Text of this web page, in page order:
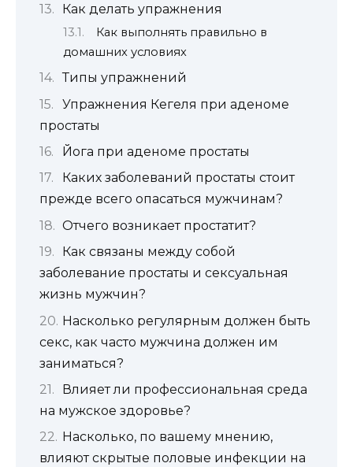
Как делать упражнения
Как выполнять правильно в
домашних условиях
Типы упражнений
Упражнения Кегеля при аденоме
простаты
Йога при аденоме простаты
Каких заболеваний простаты стоит
прежде всего опасаться мужчинам?
Отчего возникает простатит?
Как связаны между собой
заболевание простаты и сексуальная
жизнь мужчин?
Насколько регулярным должен быть
секс, как часто мужчина должен им
заниматься?
Влияет ли профессиональная среда
на мужское здоровье?
Насколько, по вашему мнению,
влияют скрытые половые инфекции на